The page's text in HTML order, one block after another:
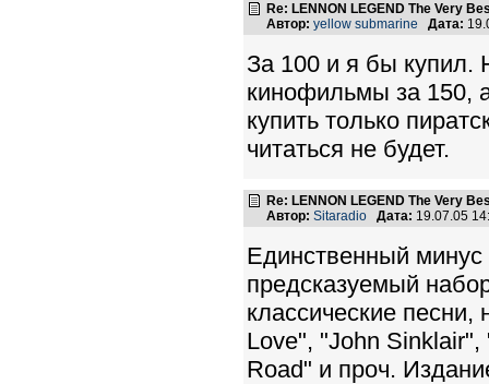
Re: LENNON LEGEND The Very
Автор: yellow submarine Дата:
За 100 и я бы купил.
кинофильмы за 150,
купить только
читаться не будет.
Re: LENNON LEGEND The Very
Автор: Sitaradio Дата: 19.07.05
Единственный минус
предсказуемый
классические
Love", "John
Road" и проч.